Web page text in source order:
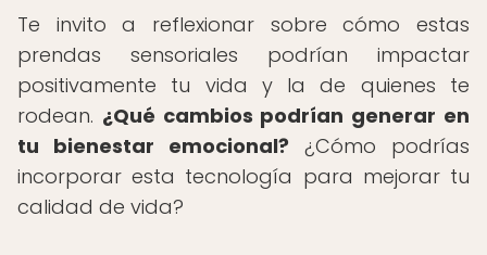
Te invito a reflexionar sobre cómo estas
prendas sensoriales podrían impactar
positivamente tu vida y la de quienes te
rodean. ¿Qué cambios podrían generar en
tu bienestar emocional? ¿Cómo podrías
incorporar esta tecnología para mejorar tu
calidad de vida?